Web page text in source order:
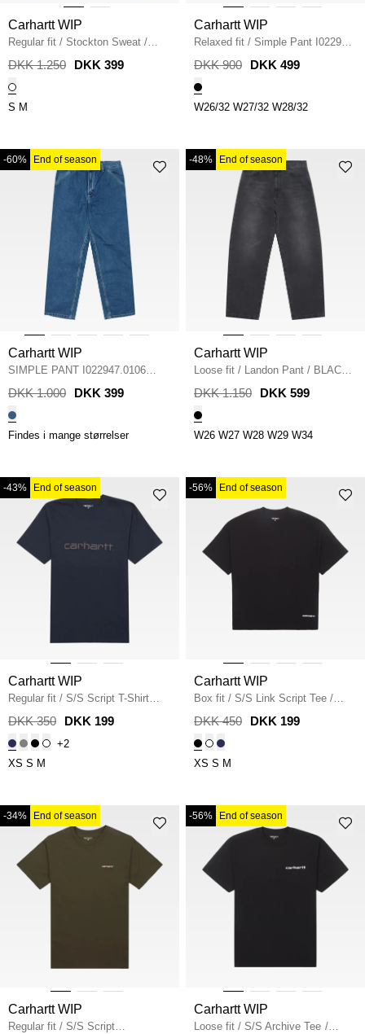
Carhartt WIP
Regular fit / Stockton Sweat /
CINNERUS
DKK 1.250 DKK 399
S M
Carhartt WIP
Relaxed fit / Simple Pant I022947
/ BLACK ONE WASH
DKK 900 DKK 499
W26/32 W27/32 W28/32
-60% End of season
Carhartt WIP
SIMPLE PANT I022947.0106
DENIM / BLUE STONE WASH
DKK 1.000 DKK 399
Findes i mange størrelser
-48% End of season
Carhartt WIP
Loose fit / Landon Pant / BLACK
WORN BLEACHED
DKK 1.150 DKK 599
W26 W27 W28 W29 W34
-43% End of season
Carhartt WIP
Regular fit / S/S Script T-Shirt
I031047 / DEEP NIGHT
DKK 350 DKK 199
+2
XS S M
-56% End of season
Carhartt WIP
Box fit / S/S Link Script Tee /
BLACK
DKK 450 DKK 199
XS S M
-34% End of season
Carhartt WIP
Regular fit / S/S Script
-56% End of season
Carhartt WIP
Loose fit / S/S Archive Tee /